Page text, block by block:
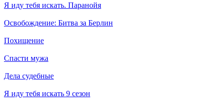
Я иду тебя искать. Паранойя
Освобождение: Битва за Берлин
Похищение
Спасти мужа
Дела судебные
Я иду тебя искать 9 сезон